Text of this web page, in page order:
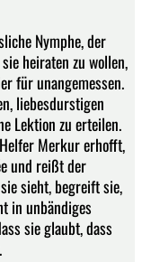
Nymphe, der
heiraten zu wollen,
für unangemessen.
liebesdurstigen
Lektion zu erteilen.
Merkur erhofft,
und reißt der
sieht, begreift sie,
in unbändiges
sie glaubt, dass